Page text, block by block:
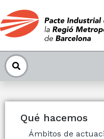
Qué hacemos
Ámbitos de